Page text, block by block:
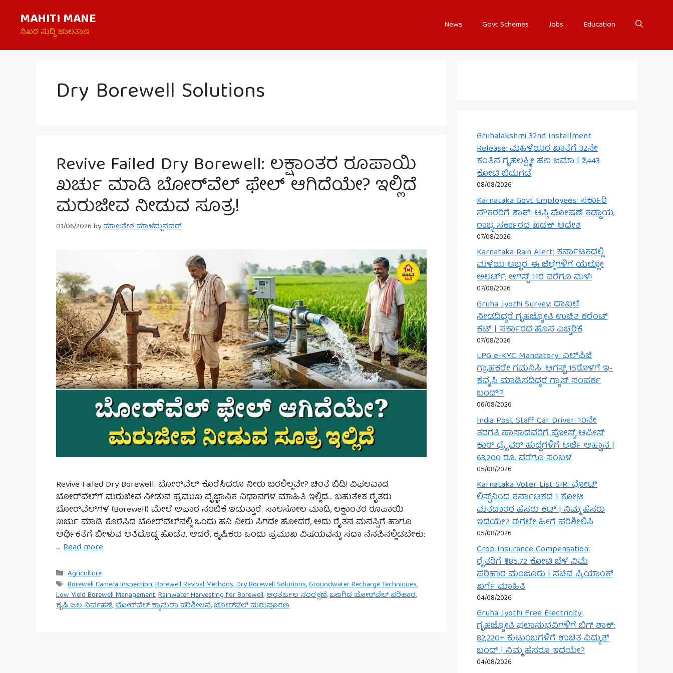
content
MAHITI MANE
ನಿಖರ ಸುದ್ದಿ ಜಾಲತಾಣ
News Govt Schemes Jobs Education
Dry Borewell Solutions
Revive Failed Dry Borewell: ಲಕ್ಷಾಂತರ ರೂಪಾಯಿ
ಖರ್ಚು ಮಾಡಿ ಬೋರ್‌ವೆಲ್ ಫೇಲ್ ಆಗಿದೆಯೇ? ಇಲ್ಲಿದೆ
ಮರುಜೀವ ನೀಡುವ ಸೂತ್ರ!
01/06/2026byಮಾಲತೇಶ ಮಾಳಮ್ಮನವರ್
Revive Failed Dry Borewell: ಬೋರ್‌ವೆಲ್ ಕೊರೆಸಿದರೂ ನೀರು ಬರಲಿಲ್ಲವೇ? ಚಿಂತೆ ಬಿಡಿ! ವಿಫಲವಾದ
ಬೋರ್‌ವೆಲ್‌ಗೆ ಮರುಜೀವ ನೀಡುವ ಪ್ರಮುಖ ವೈಜ್ಞಾನಿಕ ವಿಧಾನಗಳ ಮಾಹಿತಿ ಇಲ್ಲಿದೆ… ಬಹುತೇಕ ರೈತರು
ಬೋರ್‌ವೆಲ್‌ಗಳ (Borewell) ಮೇಲೆ ಅಪಾರ ನಂಬಿಕೆ ಇಡುತ್ತಾರೆ. ಸಾಲಸೋಲ ಮಾಡಿ, ಲಕ್ಷಾಂತರ ರೂಪಾಯಿ
ಖರ್ಚು ಮಾಡಿ ಕೊರೆಸಿದ ಬೋರ್‌ವೆಲ್‌ನಲ್ಲಿ ಒಂದು ಹನಿ ನೀರು ಸಿಗದೇ ಹೋದರೆ, ಅದು ರೈತನ ಮನಸ್ಸಿಗೆ ಹಾಗೂ
ಆರ್ಥಿಕತೆಗೆ ಬೀಳುವ ಅತಿದೊಡ್ಡ ಹೊಡೆತ. ಆದರೆ, ಕೃಷಿಕರು ಒಂದು ಪ್ರಮುಖ ವಿಷಯವನ್ನು ಸದಾ ನೆನಪಿನಲ್ಲಿಡಬೇಕು:
… Read more
Categories
Agriculture
Tags
Borewell Camera Inspection,Borewell Revival Methods,Dry Borewell Solutions,Groundwater Recharge Techniques,
Low Yield Borewell Management,Rainwater Harvesting for Borewell,ಅಂತರ್ಜಲ ಸಂರಕ್ಷಣೆ,ಒಣಗಿದ ಬೋರ್‌ವೆಲ್ ಪರಿಹಾರ,
ಕೃಷಿ ಜಲ ನಿರ್ವಹಣೆ,ಬೋರ್‌ವೆಲ್ ಕ್ಯಾಮೆರಾ ಪರಿಶೀಲನೆ,ಬೋರ್‌ವೆಲ್ ಮರುಪೂರಣ
Gruhalakshmi 32nd Installment
Release: ಮಹಿಳೆಯರ ಖಾತೆಗೆ 32ನೇ
ಕಂತಿನ ಗೃಹಲಕ್ಷ್ಮೀ ಹಣ ಜಮಾ | ₹2,443
ಕೋಟಿ ಬಿಡುಗಡೆ
08/08/2026
Karnataka Govt Employees: ಸರ್ಕಾರಿ
ನೌಕರರಿಗೆ ಶಾಕ್: ಆಸ್ತಿ ಘೋಷಣೆ ಕಡ್ಡಾಯ,
ರಾಜ್ಯ ಸರ್ಕಾರದ ಖಡಕ್ ಆದೇಶ
07/08/2026
Karnataka Rain Alert: ಕರ್ನಾಟಕದಲ್ಲಿ
ಮಳೆಯ ಅಬ್ಬರ: ಈ ಜಿಲ್ಲೆಗಳಿಗೆ ಯೆಲ್ಲೋ
ಅಲರ್ಟ್, ಆಗಸ್ಟ್ 11ರ ವರೆಗೂ ಮಳೆ!
07/08/2026
Gruha Jyothi Survey: ದಾಖಲೆ
ನೀಡದಿದ್ದರೆ ಗೃಹಜ್ಯೋತಿ ಉಚಿತ ಕರೆಂಟ್
ಕಟ್ | ಸರ್ಕಾರದ ಹೊಸ ಎಚ್ಚರಿಕೆ
07/08/2026
LPG e-KYC Mandatory: ಎಲ್‌ಪಿಜಿ
ಗ್ರಾಹಕರೇ ಗಮನಿಸಿ: ಆಗಸ್ಟ್ 15ರೊಳಗೆ ಇ-
ಕೆವೈಸಿ ಮಾಡಿಸದಿದ್ದರೆ ಗ್ಯಾಸ್ ಸಂಪರ್ಕ
ಬಂದ್!?
06/08/2026
India Post Staff Car Driver: 10ನೇ
ತರಗತಿ ಪಾಸಾದವರಿಗೆ ಪೋಸ್ಟ್ ಆಫೀಸ್
ಕಾರ್ ಡ್ರೈವರ್ ಹುದ್ದೆಗಳಿಗೆ ಅರ್ಜಿ ಆಹ್ವಾನ |
63,200 ರೂ. ವರೆಗೂ ಸಂಬಳ
05/08/2026
Karnataka Voter List SIR: ವೋಟ್
ಲಿಸ್ಟ್‌ನಿಂದ ಕರ್ನಾಟಕದ 1 ಕೋಟಿ
ಮತದಾರರ ಹೆಸರು ಕಟ್ | ನಿಮ್ಮ ಹೆಸರು
ಇದೆಯೇ? ಈಗಲೇ ಹೀಗೆ ಪರಿಶೀಲಿಸಿ
05/08/2026
Crop Insurance Compensation:
ರೈತರಿಗೆ ₹585.72 ಕೋಟಿ ಬೆಳೆ ವಿಮೆ
ಪರಿಹಾರ ಮಂಜೂರು | ಸಚಿವ ಪ್ರಿಯಾಂಕ್
ಖರ್ಗೆ ಮಾಹಿತಿ
04/08/2026
Gruha Jyothi Free Electricity:
ಗೃಹಜ್ಯೋತಿ ಫಲಾನುಭವಿಗಳಿಗೆ ಬಿಗ್ ಶಾಕ್:
82,220+ ಕುಟುಂಬಗಳಿಗೆ ಉಚಿತ ವಿದ್ಯುತ್
ಬಂದ್ | ನಿಮ್ಮ ಹೆಸರೂ ಇದೆಯೇ?
04/08/2026